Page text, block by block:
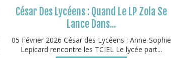
César Des Lycéens : Quand Le LP Zola Se
Lance Dans...
05 Février 2026 César des Lycéens : Anne-Sophie
Lepicard rencontre les TCIEL Le lycée part...